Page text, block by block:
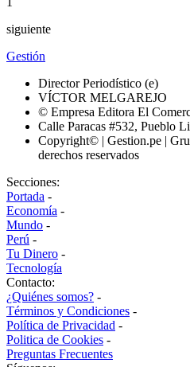
siguiente
Gestión
Director Periodístico (e)
VÍCTOR MELGAREJO
© Empresa Editora El
Calle Paracas #532, Pueblo
Copyright© | Gestion.pe |
derechos reservados
Secciones:
Portada -
Economía -
Mundo -
Perú -
Tu Dinero -
Tecnología
Contacto:
¿Quiénes somos? -
Términos y Condiciones -
Política de Privacidad -
Politica de Cookies -
Preguntas Frecuentes